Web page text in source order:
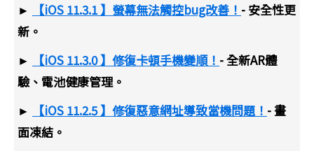
►
【iOS 11.3.1 】螢幕無法觸控bug改善！ - 安全性更
新。
►
【iOS 11.3.0 】修復卡頓手機變順！ - 全新AR體
驗、電池健康管理。
►
【iOS 11.2.5 】修復惡意網址導致當機問題！ - 畫
面凍結。